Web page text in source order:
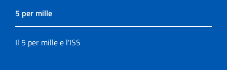
5 per mille
Il 5 per mille e l'ISS